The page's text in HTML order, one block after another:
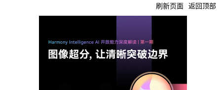
刷新页面 返回顶部